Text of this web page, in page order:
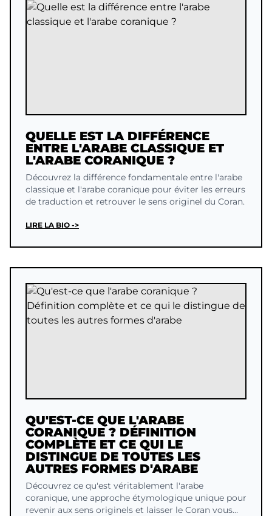
QUELLE EST LA DIFFÉRENCE
ENTRE L'ARABE CLASSIQUE ET
L'ARABE CORANIQUE ?
Découvrez la différence fondamentale entre l'arabe
classique et l'arabe coranique pour éviter les erreurs
de traduction et retrouver le sens originel du Coran.
LIRE LA BIO ->
QU'EST-CE QUE L'ARABE
CORANIQUE ? DÉFINITION
COMPLÈTE ET CE QUI LE
DISTINGUE DE TOUTES LES
AUTRES FORMES D'ARABE
Découvrez ce qu'est véritablement l'arabe
coranique, une approche étymologique unique pour
revenir aux sens originels et laisser le Coran vous